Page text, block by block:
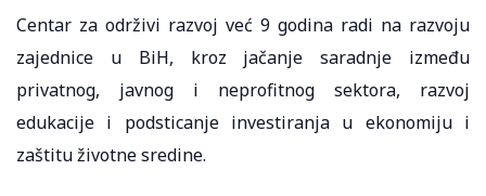
Centar za održivi razvoj već 9 godina radi na razvoju
zajednice u BiH, kroz jačanje saradnje između
privatnog, javnog i neprofitnog sektora, razvoj
edukacije i podsticanje investiranja u ekonomiju i
zaštitu životne sredine.